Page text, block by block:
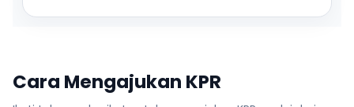
Cara Mengajukan KPR